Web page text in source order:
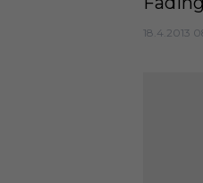
18.4.2013